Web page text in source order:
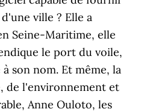
ville ? Elle a
Seine-Maritime, elle
le port du voile,
son nom. Et même, la
de l'environnement et
Anne Ouloto, les